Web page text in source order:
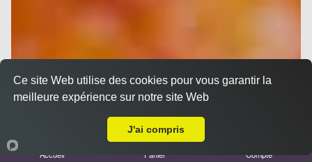
Accueil Panier Compte
Ce site Web utilise des cookies pour vous garantir la
meilleure expérience sur notre site Web
J'ai compris